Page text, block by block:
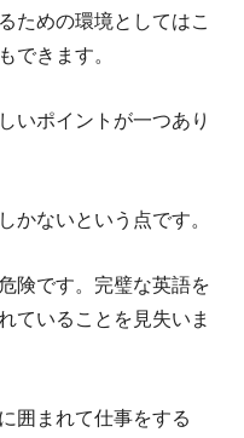
ための環境としてはこ
できます。
いポイントが一つあり
かないという点です。
険です。完璧な英語を
ていることを見失いま
囲まれて仕事をする